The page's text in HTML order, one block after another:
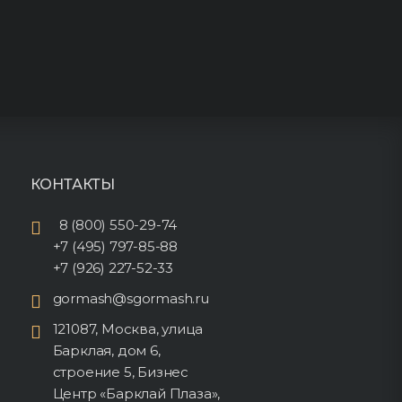
КОНТАКТЫ
8 (800) 550-29-74
+7 (495) 797-85-88
+7 (926) 227-52-33
gormash@sgormash.ru
121087, Москва, улица
Барклая, дом 6,
строение 5, Бизнес
Центр «Барклай Плаза»,